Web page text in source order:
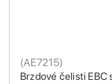
Brzdové čelisti
(AE7215)